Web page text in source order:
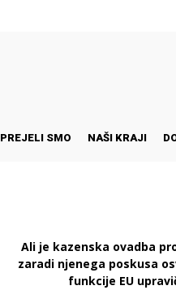
PREJELI SMO NAŠI KRAJI
Ali je kazenska ovadba
zaradi njenega poskusa
funkcije EU